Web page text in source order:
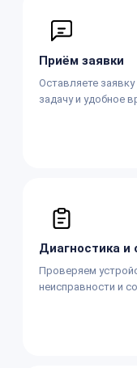
Приём заявки
Оставляете
задачу и удобное
Диагностика и
Проверяем
неисправности и